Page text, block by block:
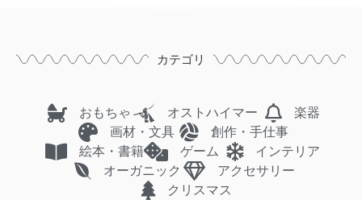
カテゴリ
おもちゃ オストハイマー
楽器
画材・文具
創作・手仕事
絵本・書籍
ゲーム
インテリア
オーガニック
アクセサリー
クリスマス